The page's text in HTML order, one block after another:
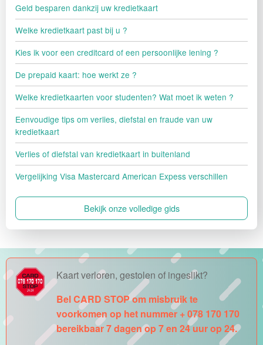
Geld besparen dankzij uw kredietkaart
Welke kredietkaart past bij u ?
Kies ik voor een creditcard of een persoonlijke lening ?
De prepaid kaart: hoe werkt ze ?
Welke kredietkaarten voor studenten? Wat moet ik weten ?
Eenvoudige tips om verlies, diefstal en fraude van uw
kredietkaart
Verlies of diefstal van kredietkaart in buitenland
Vergelijking Visa Mastercard American Expess verschillen
Bekijk onze volledige gids
Kaart verloren, gestolen of ingeslikt?
Bel CARD STOP om misbruik te
voorkomen op het nummer + 078 170 170
bereikbaar 7 dagen op 7 en 24 uur op 24.